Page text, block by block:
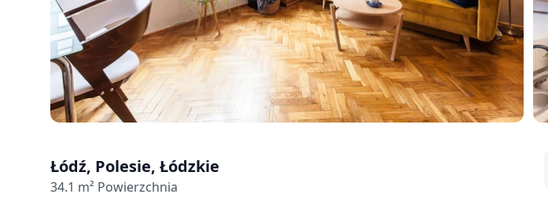
Łódź, Polesie, Łódzkie
34.1 m² Powierzchnia